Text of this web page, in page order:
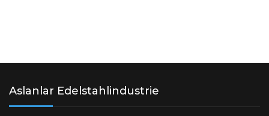
Aslanlar Edelstahlindustrie